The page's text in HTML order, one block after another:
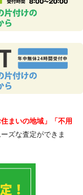
まいの地域」「不用
ズな査定ができま